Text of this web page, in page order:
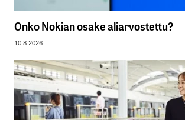
Onko Nokian osake aliarvostettu?
10.8.2026